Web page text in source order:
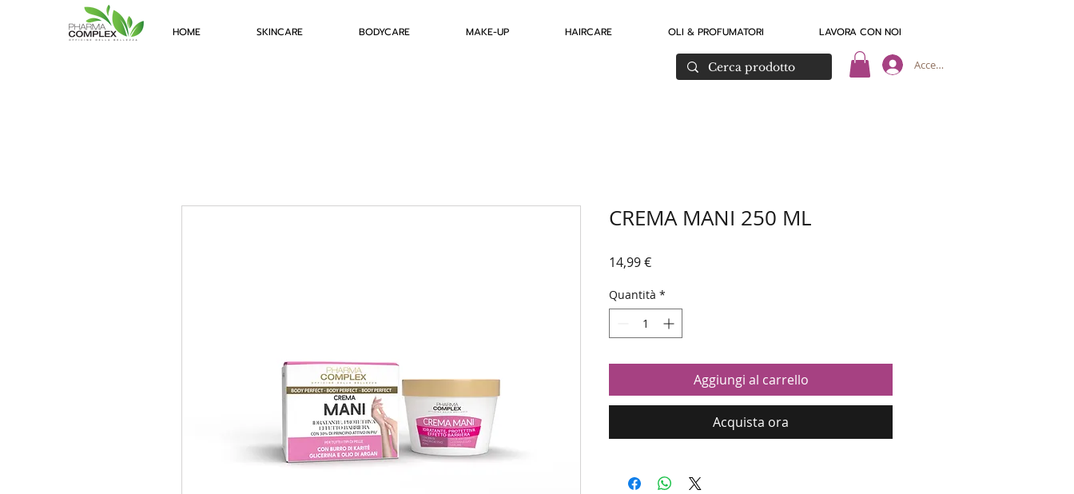
HOME SKINCARE BODYCARE MAKE-UP HAIRCARE OLI & PROFUMATORI LAVORA CON NOI
Accedi
CREMA MANI 250 ML
14,99 €Prezzo
Quantità *
Aggiungi al carrello
Acquista ora